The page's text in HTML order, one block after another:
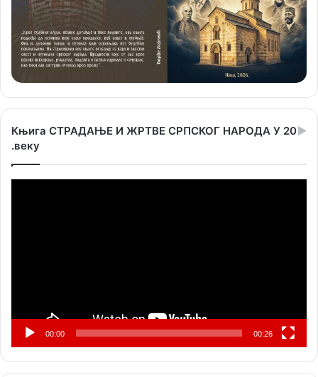
Књига СТРАДАЊЕ И ЖРТВЕ СРПСКОГ НАРОДА У 20
.веку
00:00 00:26